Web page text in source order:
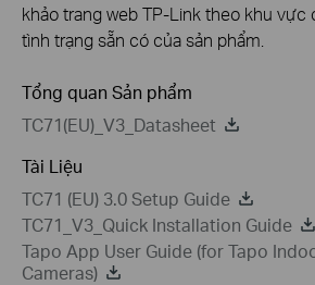
khảo trang web TP-Link theo khu vực
tình trạng sẵn có của sản phẩm.
Tổng quan Sản phẩm
TC71(EU)_V3_Datasheet
Tài Liệu
TC71 (EU) 3.0 Setup Guide
TC71_V3_Quick Installation Guide
Tapo App User Guide (for Tapo
Cameras)